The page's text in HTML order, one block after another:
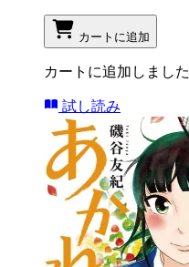
カートに追加
カートに追加しました
試し読み